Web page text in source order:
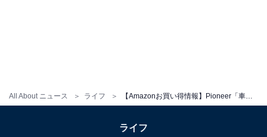
All About ニュース ライフ
Pioneer「TS-WX400DA」ライフ